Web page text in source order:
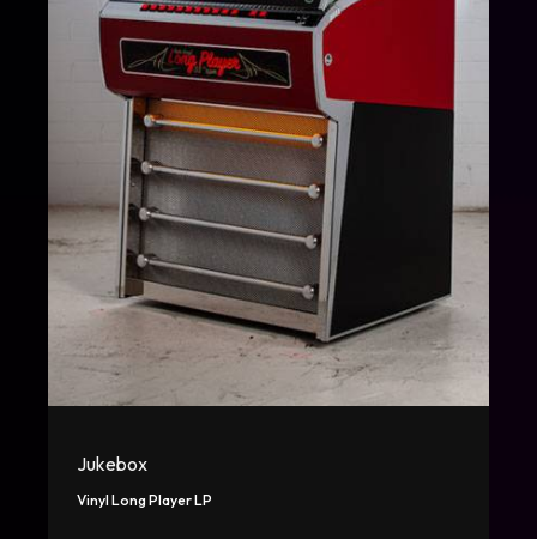
Jukebox
Vinyl Long Player LP